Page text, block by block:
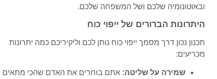
ובאוטונומיה שלכם ושל המשפחה שלכם.
היתרונות הברורים של ייפוי כוח
תכנון נכון דרך מסמך ייפוי כוח נותן לכם וליקיריכם כמה יתרונות
מכריעים:
שמירה על שליטה: אתם בוחרים את האדם שהכי מתאים